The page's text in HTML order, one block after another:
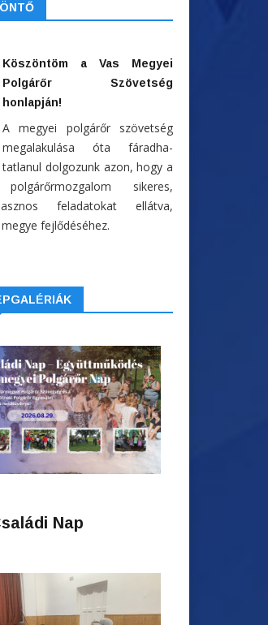
Köszöntöm a Vas Megyei
Polgárőr Szövetség
honlapján!
A megyei polgárőr szövetség
megalakulása óta fáradha-
tatlanul dolgozunk azon, hogy a
sikeres,
feladatokat ellátva,
fejlődéséhez.
Nap